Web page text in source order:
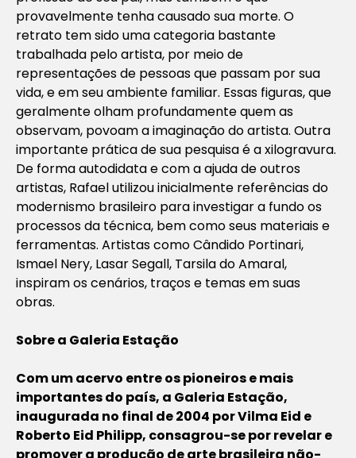
provavelmente tenha causado sua morte. O
retrato tem sido uma categoria bastante
trabalhada pelo artista, por meio de
representações de pessoas que passam por sua
vida, e em seu ambiente familiar. Essas figuras, que
geralmente olham profundamente quem as
observam, povoam a imaginação do artista. Outra
importante prática de sua pesquisa é a xilogravura.
De forma autodidata e com a ajuda de outros
artistas, Rafael utilizou inicialmente referências do
modernismo brasileiro para investigar a fundo os
processos da técnica, bem como seus materiais e
ferramentas. Artistas como Cândido Portinari,
Ismael Nery, Lasar Segall, Tarsila do Amaral,
inspiram os cenários, traços e temas em suas
obras.
Sobre a Galeria Estação
Com um acervo entre os pioneiros e mais
importantes do país, a Galeria Estação,
inaugurada no final de 2004 por Vilma Eid e
Roberto Eid Philipp, consagrou-se por revelar e
promover a produção de arte brasileira não-